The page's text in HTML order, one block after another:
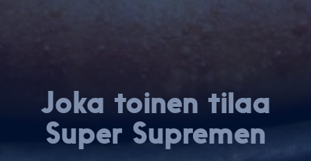
Joka toinen tilaa
Super Supremen